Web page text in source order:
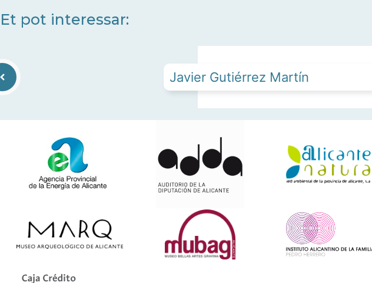
Et pot interessar:
Javier Gutiérrez Martín